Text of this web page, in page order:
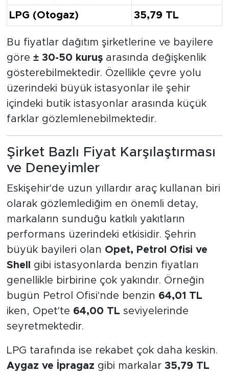
LPG (Otogaz) 35,79 TL
Bu fiyatlar dağıtım şirketlerine ve bayilere
göre ± 30-50 kuruşarasında değişkenlik
gösterebilmektedir. Özellikle çevre yolu
üzerindeki büyük istasyonlar ile şehir
içindeki butik istasyonlar arasında küçük
farklar gözlemlenebilmektedir.
Şirket Bazlı Fiyat Karşılaştırması
ve Deneyimler
Eskişehir'de uzun yıllardır araç kullanan biri
olarak gözlemlediğim en önemli detay,
markaların sunduğu katkılı yakıtların
performans üzerindeki etkisidir. Şehrin
büyük bayileri olan Opet, Petrol Ofisi ve
Shell
gibi istasyonlarda benzin fiyatları
genellikle birbirine çok yakındır. Örneğin
bugün Petrol Ofisi'nde benzin 64,01 TL
iken, Opet'te 64,00 TL seviyelerinde
seyretmektedir.
LPG tarafında ise rekabet çok daha keskin.
Aygaz ve İpragaz gibi markalar 35,79 TL